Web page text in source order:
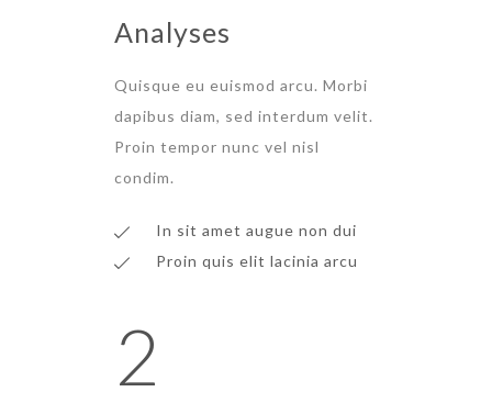
Analyses
Quisque eu euismod arcu. Morbi
dapibus diam, sed interdum velit.
Proin tempor nunc vel nisl
condim.
In sit amet augue non dui
Proin quis elit lacinia arcu
2